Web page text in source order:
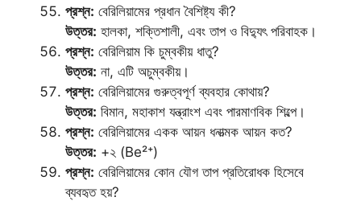
প্রশ্ন: বেরিলিয়ামের প্রধান বৈশিষ্ট্য কী?
উত্তর: হালকা, শক্তিশালী, এবং তাপ ও বিদ্যুৎ পরিবাহক।
প্রশ্ন: বেরিলিয়াম কি চুম্বকীয় ধাতু?
উত্তর: না, এটি অচুম্বকীয়।
প্রশ্ন: বেরিলিয়ামের গুরুত্বপূর্ণ ব্যবহার কোথায়?
উত্তর: বিমান, মহাকাশ যন্ত্রাংশ এবং পারমাণবিক শিল্পে।
প্রশ্ন: বেরিলিয়ামের একক আয়ন ধনাত্মক আয়ন কত?
উত্তর: +২ (Be²⁺)
প্রশ্ন: বেরিলিয়ামের কোন যৌগ তাপ প্রতিরোধক হিসেবে
ব্যবহৃত হয়?